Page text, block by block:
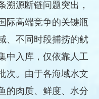
溯源断链问题突出，
际高端竞争的关键瓶
、不同时段捕捞的鱿
中入库，仅依靠人工
次。由于各海域水文
的肉质、鲜度、水分